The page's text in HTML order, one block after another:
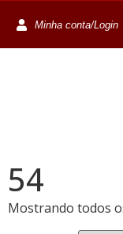
Minha conta/Login
54
Mostrando todos